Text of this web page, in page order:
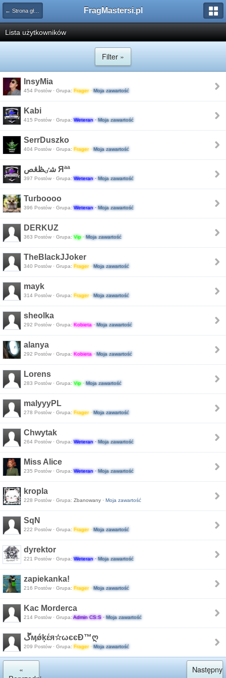
← Strona główna FragMastersi.pl
Lista użytkowników
Filter »
InsyMia
454 Postów · Grupa:Frager ·Moja zawartość
Kabi
415 Postów · Grupa:Weteran ·Moja zawartość
SerrDuszko
404 Postów · Grupa:Frager ·Moja zawartość
شٸڟڠص Яªª
397 Postów · Grupa:Weteran ·Moja zawartość
Turboooo
396 Postów · Grupa:Weteran ·Moja zawartość
DERKUZ
363 Postów · Grupa: Vip ·Moja zawartość
TheBlackJJoker
340 Postów · Grupa:Frager ·Moja zawartość
mayk
314 Postów · Grupa:Frager ·Moja zawartość
sheolka
292 Postów · Grupa:Kobieta ·Moja zawartość
alanya
292 Postów · Grupa:Kobieta ·Moja zawartość
Lorens
283 Postów · Grupa: Vip ·Moja zawartość
malyyyPL
278 Postów · Grupa:Frager ·Moja zawartość
Chwytak
264 Postów · Grupa:Weteran ·Moja zawartość
Miss Alice
235 Postów · Grupa:Weteran ·Moja zawartość
kropla
228 Postów · Grupa: Zbanowany · Moja zawartość
SqN
222 Postów · Grupa:Frager ·Moja zawartość
dyrektor
221 Postów · Grupa:Weteran ·Moja zawartość
zapiekanka!
216 Postów · Grupa:Frager ·Moja zawartość
Kac Morderca
214 Postów · Grupa:Admin CS:S ·Moja zawartość
ﮚӎǿķέя☆ωєєÐ™ღ
209 Postów · Grupa:Frager ·Moja zawartość
«
Następny